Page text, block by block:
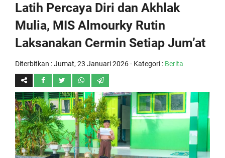
Latih Percaya Diri dan Akhlak
Mulia, MIS Almourky Rutin
Laksanakan Cermin Setiap Jum’at
Diterbitkan :Jumat, 23 Januari 2026- Kategori : Berita